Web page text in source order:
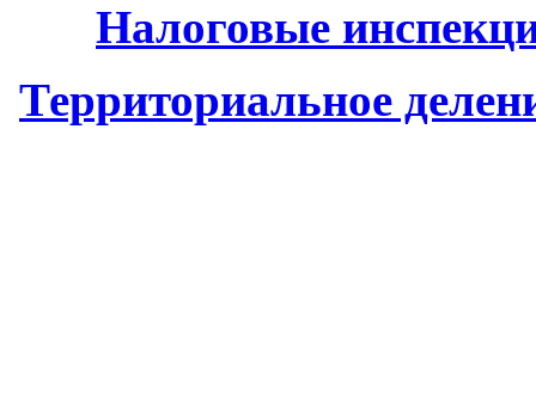
Налоговые
Территориальное